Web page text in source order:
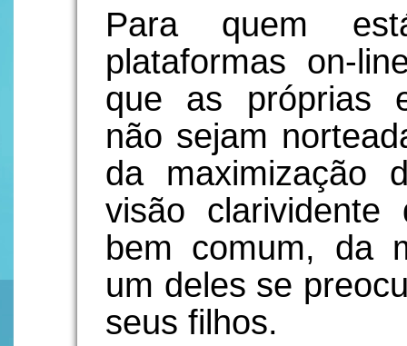
Para quem
plataformas on-
que as próprias
não sejam
da maximização
visão
bem comum, da
um deles se
seus filhos.